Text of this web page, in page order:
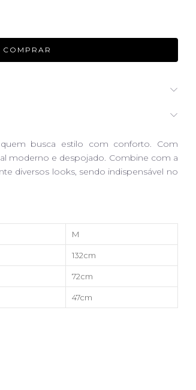
busca estilo com conforto. Com
moderno e despojado. Combine com a
diversos looks, sendo indispensável no
M
132cm
72cm
47cm